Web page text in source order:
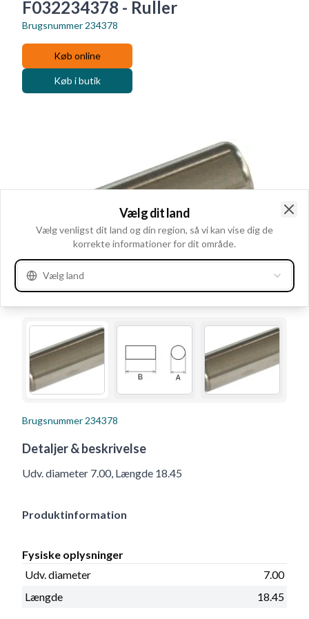
F032234378 - Ruller
Brugsnummer 234378
Køb online
Køb i butik
Brugsnummer 234378
Detaljer & beskrivelse
Udv. diameter 7.00, Længde 18.45
Produktinformation
Fysiske oplysninger
Udv. diameter
7.00
Længde
18.45
Vælg dit land
Vælg venligst dit land og din region, så vi kan vise dig de
korrekte informationer for dit område.
Vælg land